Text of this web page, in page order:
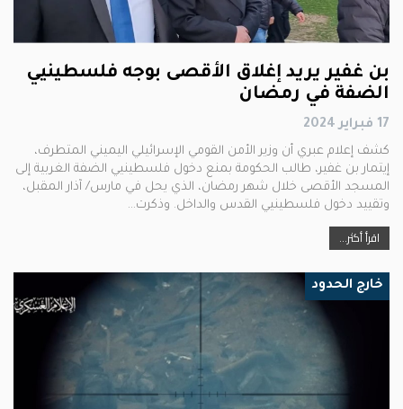
بن غفير يريد إغلاق الأقصى بوجه فلسطينيي
الضفة في رمضان
17 فبراير 2024
كشف إعلام عبري أن وزير الأمن القومي الإسرائيلي اليميني المتطرف،
إيتمار بن غفير، طالب الحكومة بمنع دخول فلسطينيي الضفة الغربية إلى
المسجد الأقصى خلال شهر رمضان، الذي يحل في مارس/ آذار المقبل،
وتقييد دخول فلسطينيي القدس والداخل. وذكرت…
اقرأ أكثر...
خارج الحدود